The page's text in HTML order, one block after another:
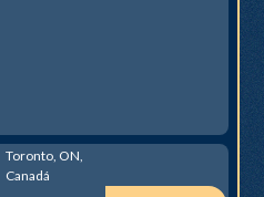
Toronto, ON,
Canadá